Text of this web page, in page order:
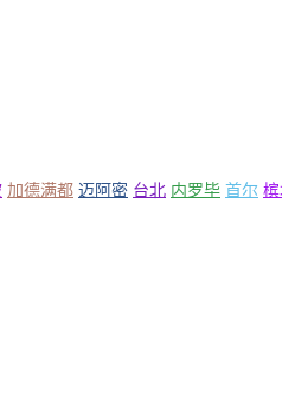
加德满都 迈阿密 台北 内罗毕 首尔